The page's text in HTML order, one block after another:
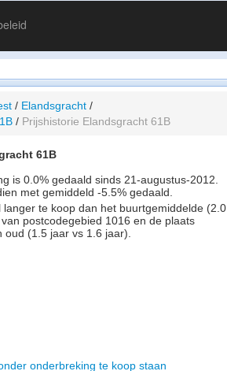
/ Elandsgracht /
/ Prijshistorie Elandsgracht 61B
61B
is 0.0% gedaald sinds 21-augustus-2012.
met gemiddeld -5.5% gedaald.
langer te koop dan het buurtgemiddelde (2.0
postcodegebied 1016 en de plaats
(1.5 jaar vs 1.6 jaar).
onderbreking te koop staan